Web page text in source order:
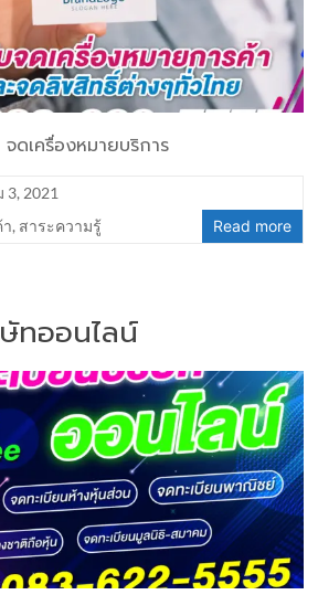
ดเครื่องหมายบริการ
3, 2021
, สาระความรู้ Read more
ทออนไลน์